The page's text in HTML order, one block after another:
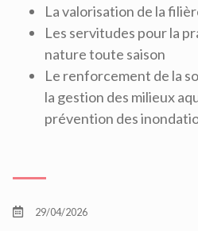
La valorisation de la
Les servitudes pour la
nature toute saison
Le renforcement de la
la gestion des milieux
prévention des
29/04/2026